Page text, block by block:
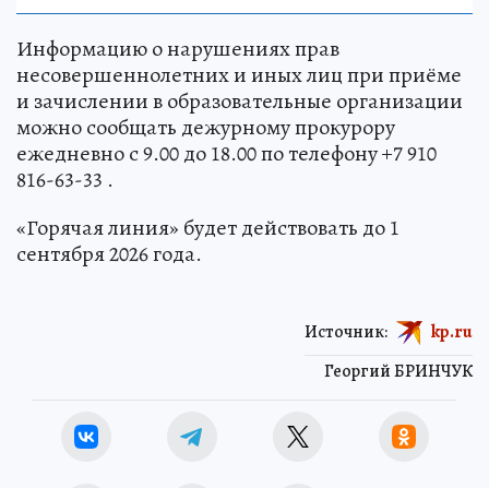
Информацию о нарушениях прав
несовершеннолетних и иных лиц при приёме
и зачислении в образовательные организации
можно сообщать дежурному прокурору
ежедневно с 9.00 до 18.00 по телефону +7 910
816-63-33 .
«Горячая линия» будет действовать до 1
сентября 2026 года.
Георгий БРИНЧУК
Источник: kp.ru